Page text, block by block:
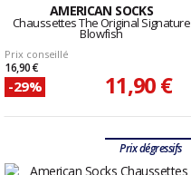
AMERICAN SOCKS
Chaussettes The Original Signature
Blowfish
Prix conseillé
16,90 €
-29% 11,90 €
Prix dégressifs